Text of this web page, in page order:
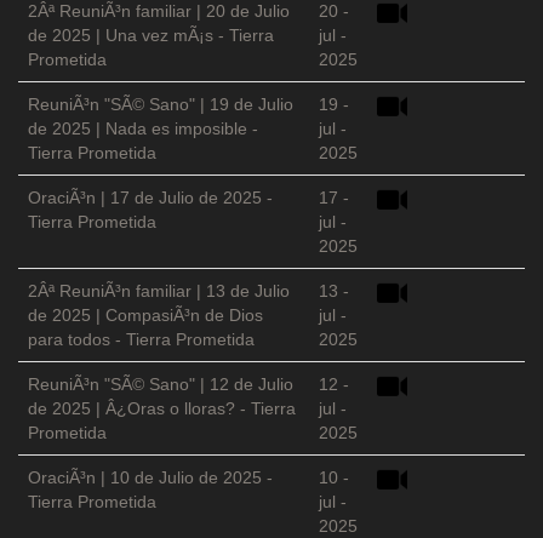
2Âª ReuniÃ³n familiar | 20 de Julio
de 2025 | Una vez mÃ¡s - Tierra
Prometida
20 -
jul -
2025
ReuniÃ³n "SÃ© Sano" | 19 de Julio
de 2025 | Nada es imposible -
Tierra Prometida
19 -
jul -
2025
OraciÃ³n | 17 de Julio de 2025 -
Tierra Prometida
17 -
jul -
2025
2Âª ReuniÃ³n familiar | 13 de Julio
de 2025 | CompasiÃ³n de Dios
para todos - Tierra Prometida
13 -
jul -
2025
ReuniÃ³n "SÃ© Sano" | 12 de Julio
de 2025 | Â¿Oras o lloras? - Tierra
Prometida
12 -
jul -
2025
OraciÃ³n | 10 de Julio de 2025 -
Tierra Prometida
10 -
jul -
2025